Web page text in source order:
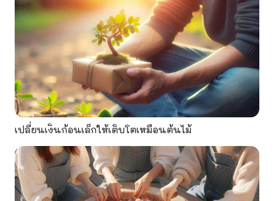
เปลี่ยนเงินก้อนเล็กให้เติบโตเหมือนต้นไม้